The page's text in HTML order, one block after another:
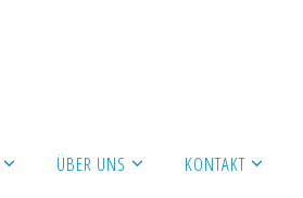
ÜBER UNS KONTAKT